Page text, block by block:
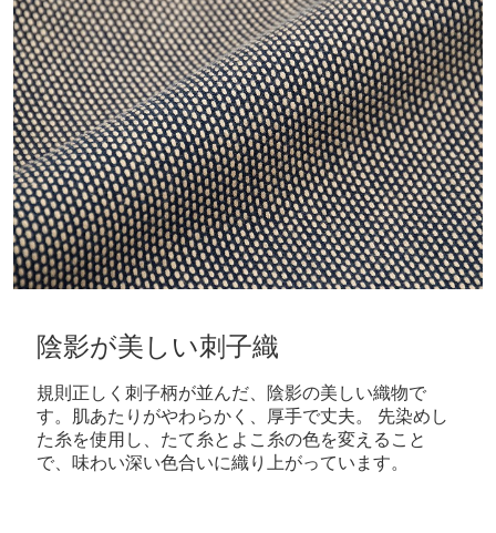
陰影が美しい刺子織
規則正しく刺子柄が並んだ、陰影の美しい織物で
す。肌あたりがやわらかく、厚手で丈夫。 先染めし
た糸を使用し、たて糸とよこ糸の色を変えること
で、味わい深い色合いに織り上がっています。